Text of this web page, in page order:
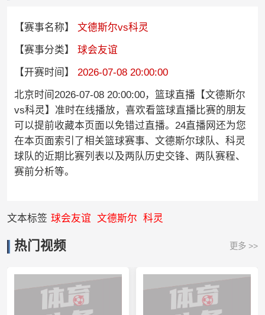
【赛事名称】
文德斯尔vs科灵
【赛事分类】
球会友谊
【开赛时间】
2026-07-08 20:00:00
北京时间2026-07-08 20:00:00，篮球直播【文德斯尔
vs科灵】准时在线播放，喜欢看篮球直播比赛的朋友
可以提前收藏本页面以免错过直播。24直播网还为您
在本页面索引了相关篮球赛事、文德斯尔球队、科灵
球队的近期比赛列表以及两队历史交锋、两队赛程、
赛前分析等。
文本标签 球会友谊 文德斯尔 科灵
热门视频 更多 >>